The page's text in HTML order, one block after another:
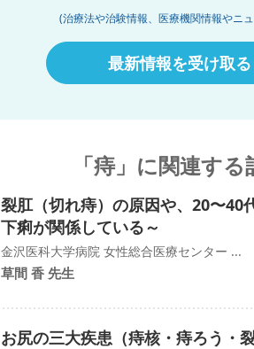
(治療法や治験情報、医療機関情報やニ
最新情報を受け取る
「痔」に関連する
裂肛（切れ痔）の原因や、20〜40
下痢が関係している～
金沢医科大学病院 女性総合医療センター ...
草間 香 先生
お尻の三大疾患（痔核・痔ろう・